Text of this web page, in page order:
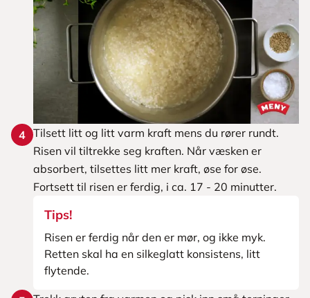
4 Tilsett litt og litt varm kraft mens du rører rundt.
Risen vil tiltrekke seg kraften. Når væsken er
absorbert, tilsettes litt mer kraft, øse for øse.
Fortsett til risen er ferdig, i ca. 17 - 20 minutter.
Tips!
Risen er ferdig når den er mør, og ikke myk.
Retten skal ha en silkeglatt konsistens, litt
flytende.